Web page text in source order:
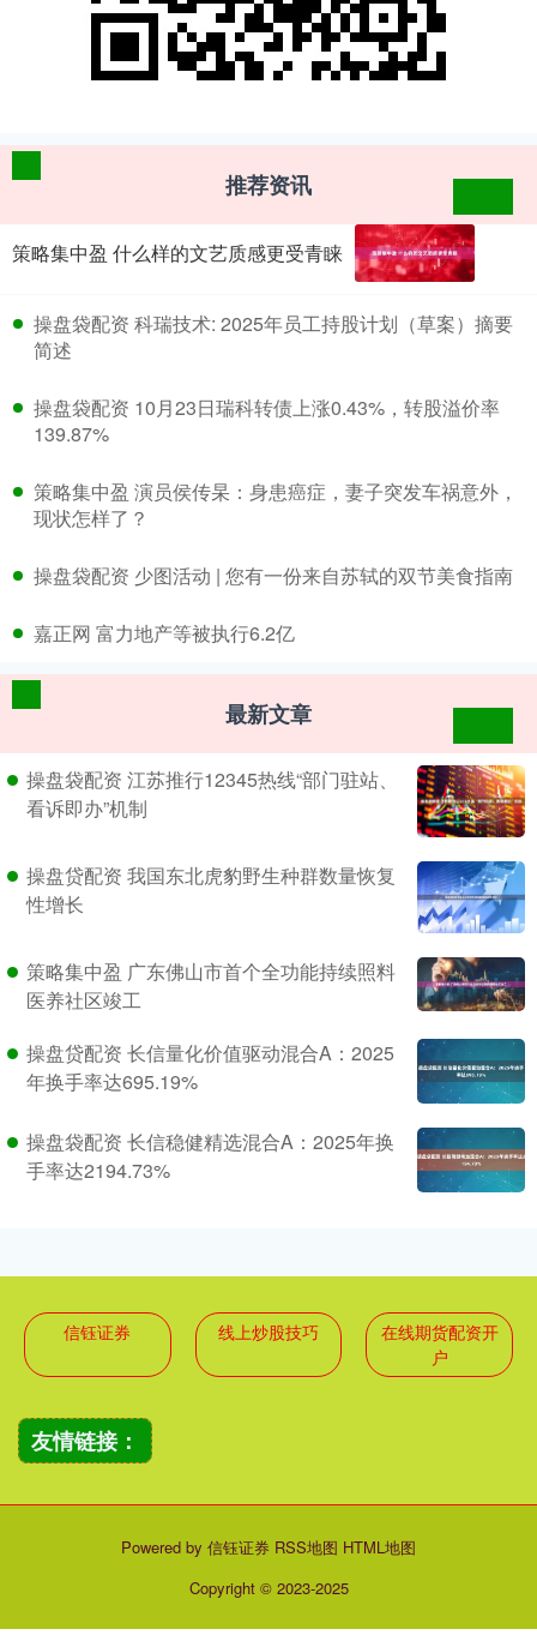
推荐资讯
策略集中盈 什么样的文艺质感更受青睐
​操盘袋配资 科瑞技术: 2025年员工持股计划（草案）摘要
简述
​操盘袋配资 10月23日瑞科转债上涨0.43%，转股溢价率
139.87%
​策略集中盈 演员侯传杲：身患癌症，妻子突发车祸意外，
现状怎样了？
​操盘袋配资 少图活动 | 您有一份来自苏轼的双节美食指南
​嘉正网 富力地产等被执行6.2亿
最新文章
操盘袋配资 江苏推行12345热线“部门驻站、
看诉即办”机制
操盘贷配资 我国东北虎豹野生种群数量恢复
性增长
策略集中盈 广东佛山市首个全功能持续照料
医养社区竣工
操盘贷配资 长信量化价值驱动混合A：2025
年换手率达695.19%
操盘袋配资 长信稳健精选混合A：2025年换
手率达2194.73%
信钰证券 线上炒股技巧
在线期货配资开
户
友情链接：
Powered by 信钰证券 RSS地图 HTML地图
Copyright © 2023-2025